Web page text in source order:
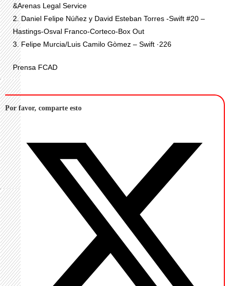
&Arenas Legal Service
2. Daniel Felipe Núñez y David Esteban Torres -Swift #20 –
Hastings-Osval Franco-Corteco-Box Out
3. Felipe Murcia/Luis Camilo Gòmez – Swift ·226
Prensa FCAD
Por favor, comparte esto